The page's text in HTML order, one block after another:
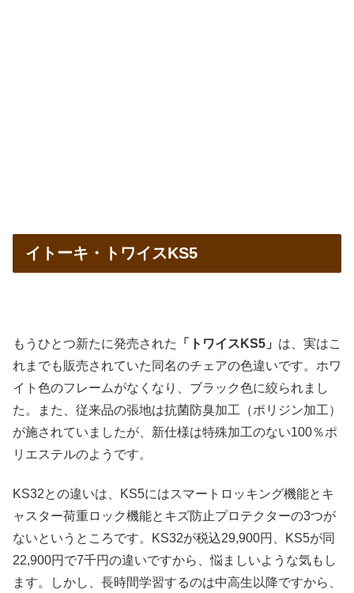
イトーキ・トワイスKS5
もうひとつ新たに発売された 「トワイスKS5」 は、実はこ
れまでも販売されていた同名のチェアの色違いです。ホワ
イト色のフレームがなくなり、ブラック色に絞られまし
た。また、従来品の張地は抗菌防臭加工（ポリジン加工）
が施されていましたが、新仕様は特殊加工のない100％ポ
リエステルのようです。
KS32との違いは、KS5にはスマートロッキング機能とキ
ャスター荷重ロック機能とキズ防止プロテクターの3つが
ないというところです。KS32が税込29,900円、KS5が同
22,900円で7千円の違いですから、悩ましいような気もし
ます。しかし、長時間学習するのは中高生以降ですから、